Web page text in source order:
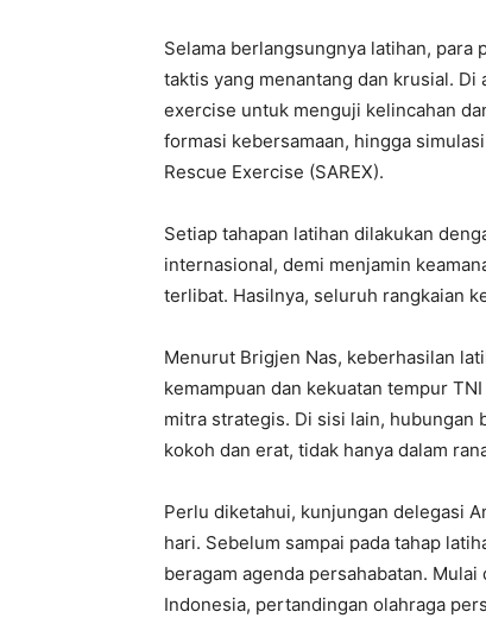
Selama berlangsungnya latihan,
taktis yang menantang dan krusial.
exercise untuk menguji kelincahan
formasi kebersamaan, hingga
Rescue Exercise (SAREX).
Setiap tahapan latihan dilakukan
internasional, demi menjamin
terlibat. Hasilnya, seluruh rangkaian
Menurut Brigjen Nas, keberhasilan
kemampuan dan kekuatan tempur
mitra strategis. Di sisi lain, hubungan
kokoh dan erat, tidak hanya dalam
Perlu diketahui, kunjungan delegasi
hari. Sebelum sampai pada tahap
beragam agenda persahabatan.
Indonesia, pertandingan olahraga